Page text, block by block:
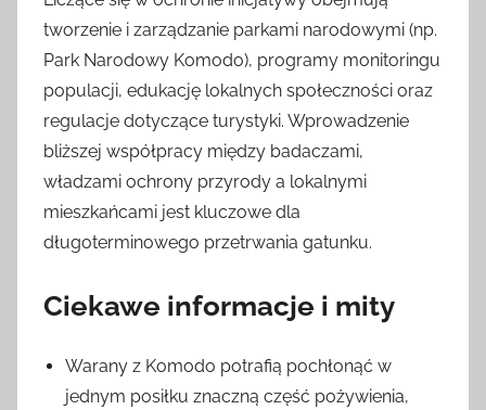
tworzenie i zarządzanie parkami narodowymi (np.
Park Narodowy Komodo), programy monitoringu
populacji, edukację lokalnych społeczności oraz
regulacje dotyczące turystyki. Wprowadzenie
bliższej współpracy między badaczami,
władzami ochrony przyrody a lokalnymi
mieszkańcami jest kluczowe dla
długoterminowego przetrwania gatunku.
Ciekawe informacje i mity
Warany z Komodo potrafią pochłonąć w
jednym posiłku znaczną część pożywienia,